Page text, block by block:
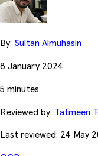
By: Sultan Almuhasin
8 January 2024
5 minutes
Reviewed by: Tatmeen
Last reviewed: 24 May